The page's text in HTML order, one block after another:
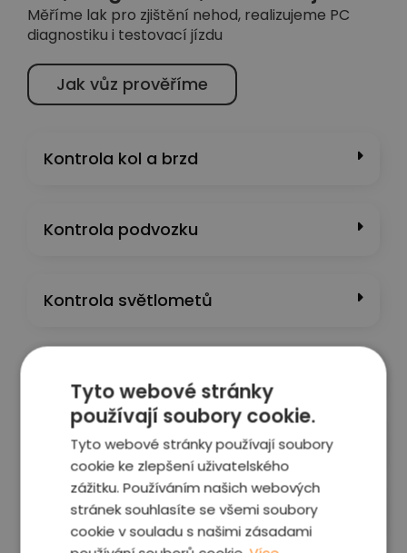
Měříme lak pro zjištění nehod, realizujeme PC
diagnostiku i testovací jízdu
Jak vůz prověříme
Kontrola kol a brzd
Kontrola podvozku
Kontrola světlometů
Kontrola interiéru a výbavy
Kontrola motoru a převodovky
Tyto webové stránky
používají soubory cookie.
Tyto webové stránky používají soubory
cookie ke zlepšení uživatelského
zážitku. Používáním našich webových
stránek souhlasíte se všemi soubory
cookie v souladu s našimi zásadami